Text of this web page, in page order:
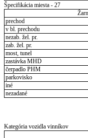
Špecifikácia miesta - 27
prechod
v bl. prechodu
nezab. žel. pr.
zab. žel. pr.
most, tunel
zastávka MHD
čerpadlo PHM
parkovisko
iné
nezadané
Kategória vozidla vinníkov